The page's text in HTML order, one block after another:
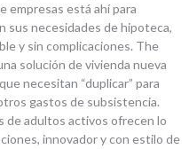
empresas está ahí para
sus necesidades de hipoteca,
y sin complicaciones. The
solución de vivienda nueva
necesitan “duplicar” para
gastos de subsistencia.
de adultos activos ofrecen lo
innovador y con estilo de